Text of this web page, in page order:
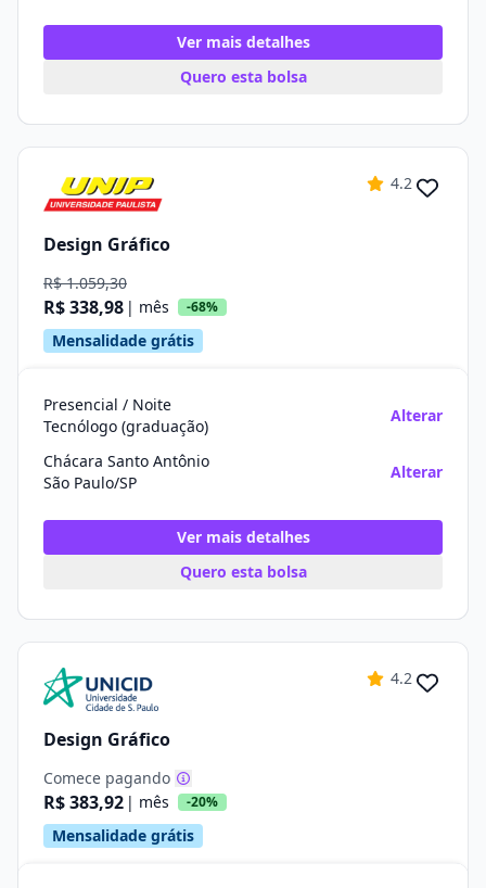
Ver mais detalhes
Quero esta bolsa
4.2
Design Gráfico
R$ 1.059,30
R$ 338,98 | mês -68%
Mensalidade grátis
Presencial / Noite
Tecnólogo (graduação)
Alterar
Chácara Santo Antônio
São Paulo/SP
Alterar
Ver mais detalhes
Quero esta bolsa
4.2
Design Gráfico
Comece pagando
R$ 383,92 | mês -20%
Mensalidade grátis